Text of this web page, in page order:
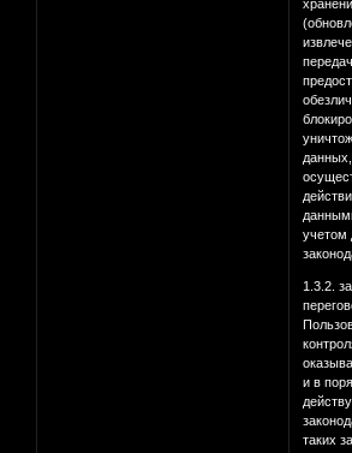
учетом
1.3.2.
и в
таких